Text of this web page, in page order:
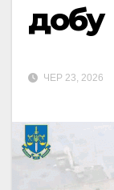
добу
ЧЕР 23, 2026